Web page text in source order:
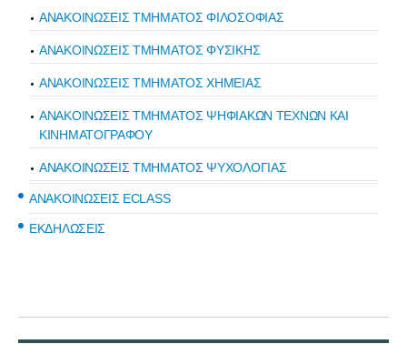
ΑΝΑΚΟΙΝΩΣΕΙΣ ΤΜΗΜΑΤΟΣ ΦΙΛΟΣΟΦΙΑΣ
ΑΝΑΚΟΙΝΩΣΕΙΣ ΤΜΗΜΑΤΟΣ ΦΥΣΙΚΗΣ
ΑΝΑΚΟΙΝΩΣΕΙΣ ΤΜΗΜΑΤΟΣ ΧΗΜΕΙΑΣ
ΑΝΑΚΟΙΝΩΣΕΙΣ ΤΜΗΜΑΤΟΣ ΨΗΦΙΑΚΩΝ ΤΕΧΝΩΝ ΚΑΙ
ΚΙΝΗΜΑΤΟΓΡΑΦΟΥ
ΑΝΑΚΟΙΝΩΣΕΙΣ ΤΜΗΜΑΤΟΣ ΨΥΧΟΛΟΓΙΑΣ
ΑΝΑΚΟΙΝΩΣΕΙΣ ECLASS
ΕΚΔΗΛΩΣΕΙΣ